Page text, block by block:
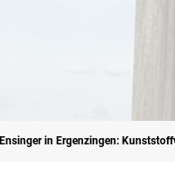
Ensinger in Ergenzingen: